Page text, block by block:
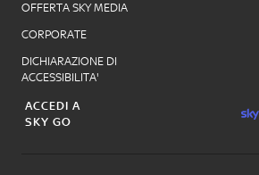
OFFERTA SKY MEDIA
CORPORATE
DICHIARAZIONE DI
ACCESSIBILITA'
ACCEDI A
SKY GO